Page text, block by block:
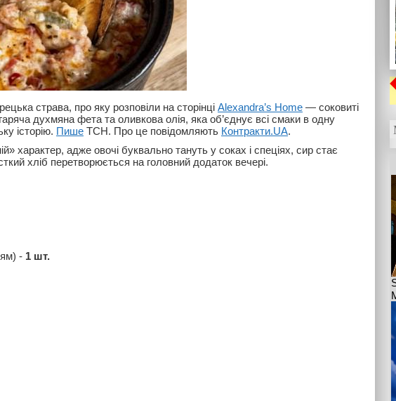
страва, про яку розповіли на сторінці Alexandra’s Home — соковиті
духмяна фета та оливкова олія, яка об’єднує всі смаки в одну
історію. Пише ТСН. Про це повідомляють Контракти.UA.
характер, адже овочі буквально тануть у соках і спеціях, сир стає
хліб перетворюється на головний додаток вечері.
- 1 шт.